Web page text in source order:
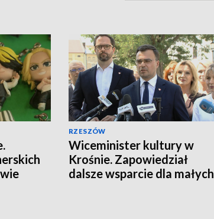
RZESZÓW
Wiceminister kultury w
Krośnie. Zapowiedział
dalsze wsparcie dla małych